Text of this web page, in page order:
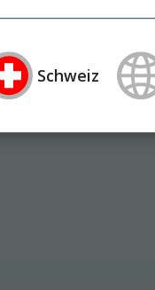
Schweiz